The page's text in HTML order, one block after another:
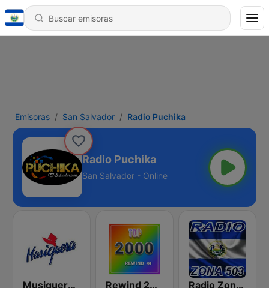
Emisoras San Salvador Radio Puchika
Radio Puchika
San Salvador - Online
Musiquera 93.3 FM Rewind 2000's Radio Zona 503